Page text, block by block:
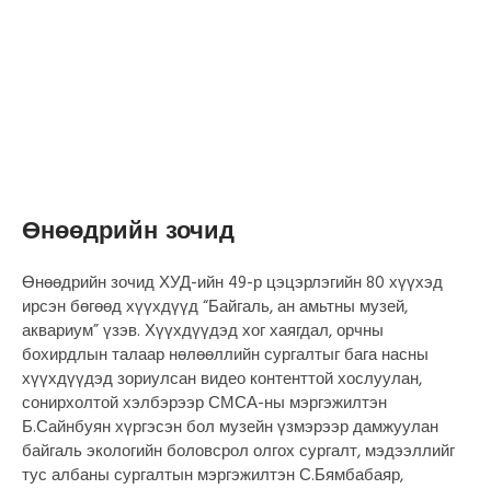
Өнөөдрийн зочид
Өнөөдрийн зочид ХУД-ийн 49-р цэцэрлэгийн 80 хүүхэд
ирсэн бөгөөд хүүхдүүд “Байгаль, ан амьтны музей,
аквариум” үзэв. Хүүхдүүдэд хог хаягдал, орчны
бохирдлын талаар нөлөөллийн сургалтыг бага насны
хүүхдүүдэд зориулсан видео контенттой хослуулан,
сонирхолтой хэлбэрээр СМСА-ны мэргэжилтэн
Б.Сайнбуян хүргэсэн бол музейн үзмэрээр дамжуулан
байгаль экологийн боловсрол олгох сургалт, мэдээллийг
тус албаны сургалтын мэргэжилтэн С.Бямбабаяр,